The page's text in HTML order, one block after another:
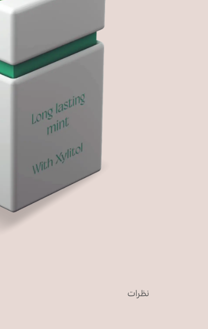
نظرات